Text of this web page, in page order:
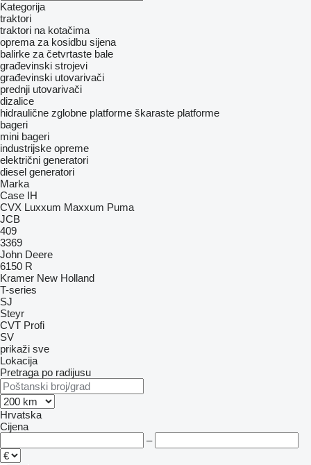
Kategorija
traktori
traktori na kotačima
oprema za kosidbu sijena
balirke za četvrtaste bale
građevinski strojevi
građevinski utovarivači
prednji utovarivači
dizalice
hidraulične zglobne platforme škaraste platforme
bageri
mini bageri
industrijske opreme
električni generatori
diesel generatori
Marka
Case IH
CVX Luxxum Maxxum Puma
JCB
409
3369
John Deere
6150 R
Kramer New Holland
T-series
SJ
Steyr
CVT Profi
SV
prikaži sve
Lokacija
Pretraga po radijusu
Hrvatska
Cijena
–